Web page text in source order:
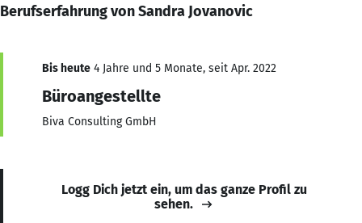
Berufserfahrung von Sandra Jovanovic
Bis heute 4 Jahre und 5 Monate, seit Apr. 2022
Büroangestellte
Biva Consulting GmbH
Logg Dich jetzt ein, um das ganze Profil zu
sehen.